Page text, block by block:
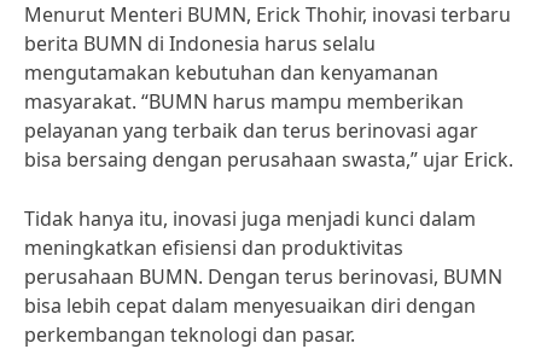
Menurut Menteri BUMN, Erick Thohir, inovasi terbaru
berita BUMN di Indonesia harus selalu
mengutamakan kebutuhan dan kenyamanan
masyarakat. “BUMN harus mampu memberikan
pelayanan yang terbaik dan terus berinovasi agar
bisa bersaing dengan perusahaan swasta,” ujar Erick.
Tidak hanya itu, inovasi juga menjadi kunci dalam
meningkatkan efisiensi dan produktivitas
perusahaan BUMN. Dengan terus berinovasi, BUMN
bisa lebih cepat dalam menyesuaikan diri dengan
perkembangan teknologi dan pasar.